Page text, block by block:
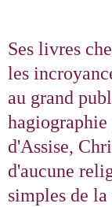
Ses livres
les
au grand
d'Assise,
d'aucune
simples de